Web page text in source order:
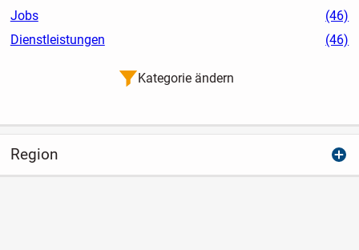
Jobs
(46)
Dienstleistungen
(46)
Kategorie ändern
Region